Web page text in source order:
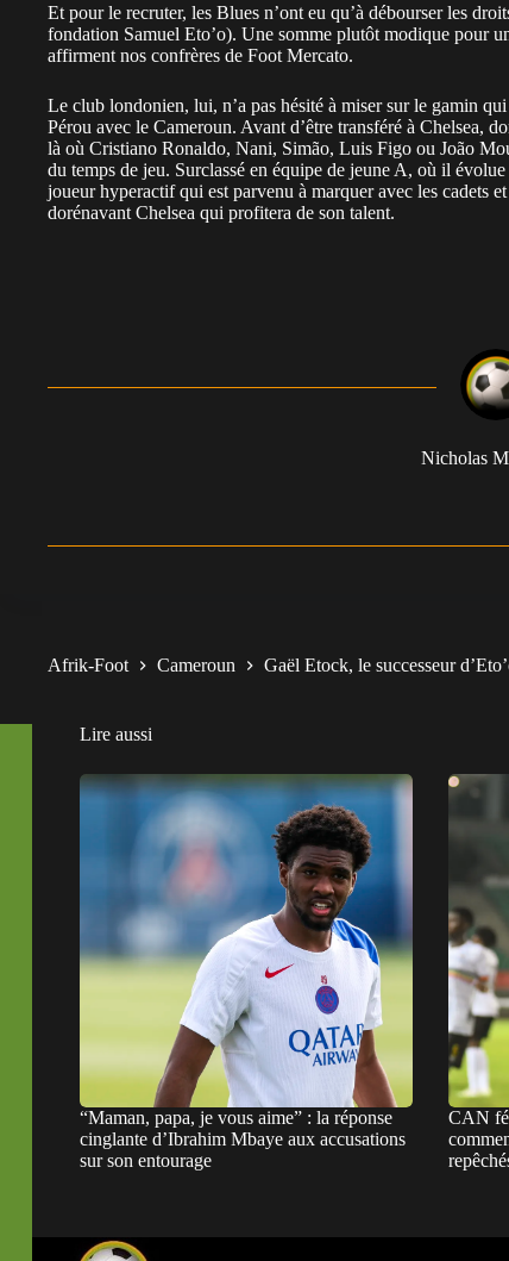
Et pour le recruter, les Blues n’ont eu qu’à débourser les
fondation Samuel Eto’o). Une somme plutôt modique pour
affirment nos confrères de Foot Mercato.
Le club londonien, lui, n’a pas hésité à miser sur le gamin
Pérou avec le Cameroun. Avant d’être transféré à Chelsea,
là où Cristiano Ronaldo, Nani, Simão, Luis Figo ou João
du temps de jeu. Surclassé en équipe de jeune A, où il
joueur hyperactif qui est parvenu à marquer avec les cadets
dorénavant Chelsea qui profitera de son talent.
Nicholas
Afrik-Foot Cameroun Gaël Etock, le successeur
Lire aussi
“Maman, papa, je vous aime” : la réponse
cinglante d’Ibrahim Mbaye aux accusations
sur son entourage
CAN